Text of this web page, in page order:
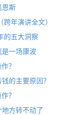
恩斯
年演讲全文）
的五大洞察
一场康波
？
的主要原因？
？
方转不动了